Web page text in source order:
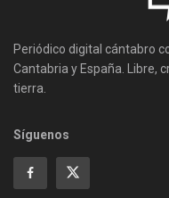
Periódico digital cántabro
Cantabria y España. Libre,
tierra.
Síguenos